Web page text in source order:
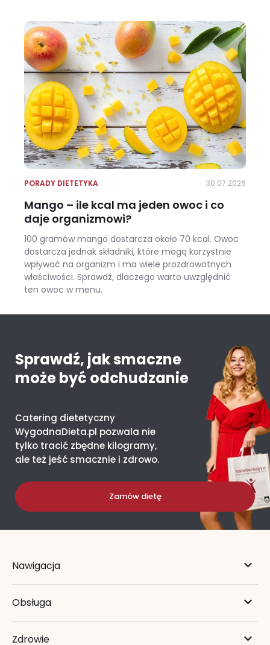
PORADY DIETETYKA 30.07.2026
Mango – ile kcal ma jeden owoc i co
daje organizmowi?
100 gramów mango dostarcza około 70 kcal. Owoc
dostarcza jednak składniki, które mogą korzystnie
wpływać na organizm i ma wiele prozdrowotnych
właściwości. Sprawdź, dlaczego warto uwzględnić
ten owoc w menu.
Sprawdź, jak smaczne
może być odchudzanie
Catering dietetyczny
WygodnaDieta.pl pozwala nie
tylko tracić zbędne kilogramy,
ale też jeść smacznie i zdrowo.
Zamów dietę
Nawigacja
Obsługa
Zdrowie